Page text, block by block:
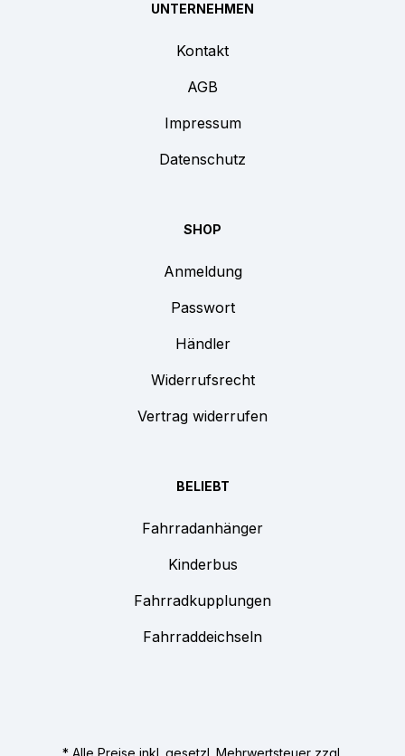
UNTERNEHMEN
Kontakt
AGB
Impressum
Datenschutz
SHOP
Anmeldung
Passwort
Händler
Widerrufsrecht
Vertrag widerrufen
BELIEBT
Fahrradanhänger
Kinderbus
Fahrradkupplungen
Fahrraddeichseln
* Alle Preise inkl. gesetzl. Mehrwertsteuer zzgl.